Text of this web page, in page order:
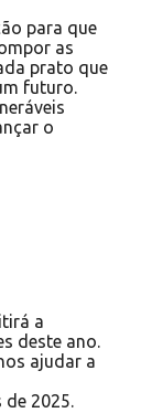
para que
as
prato que
futuro.
o
a
deste ano.
ajudar a
2025.